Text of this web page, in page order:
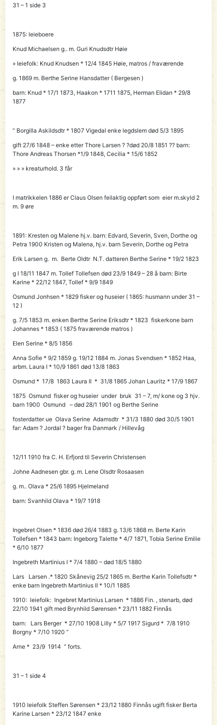
31 – 1 side 3
1875: leieboere
Knud Michaelsen g.. m. Guri Knudsdtr Høie
» leiefolk: Knud Knudsen * 12/4 1845 Høie, matros / fraværende
g. 1869 m. Berthe Serine Hansdatter ( Bergesen )
barn: Knud * 17/1 1873, Haakon * 1711 1875, Herman Elidan * 29/8
1877
” Borgilla Askildsdtr * 1807 Vigedal enke legdslem død 5/3 1895
gift 27/6 1848 – enke etter Thore Larsen ? ?død 20/8 1851 ?? barn:
Thore Andreas Thorsen *1/9 1848, Cecilia * 15/6 1852
» » » kreaturhold. 3 får
I matrikkelen 1886 er Claus Olsen feilaktig oppført som eier m.skyld 2
m. 9 øre
1891: Kresten og Malene hj.v. barn: Edvard, Severin, Sven, Dorthe og
Petra 1900 Kristen og Malena, hj.v. barn Severin, Dorthe og Petra
Erik Larsen g. m. Berte Oldtr N.T. datteren Berthe Serine * 19/2 1823
g I 18/11 1847 m. Tollef Tollefsen død 23/9 1849 – 28 å barn: Birte
Karine * 22/12 1847, Tollef * 9/9 1849
OsmundJonhsen * 1829 fisker og huseier ( 1865: husmann under 31 –
12 )
g. 7/5 1853 m. enken Berthe Serine Eriksdtr * 1823 fiskerkone barn
Johannes * 1853 ( 1875 fraværende matros )
Elen Serine * 8/5 1856
Anna Sofie * 9/2 1859 g. 19/12 1884 m. Jonas Svendsen * 1852 Haa,
arbm. Laura I * 10/9 1861 død 13/8 1863
Osmund * 17/8 1863 Laura II * 31/8 1865 Johan Lauritz * 17/9 1867
1875 Osmund fisker og huseier under bruk 31 – 7, m/ kone og 3 hjv.
barn 1900 Osmund – død 28/1 1901 og Berthe Serine
fosterdatter ue Olava Serine Adamsdtr * 31/3 1880 død 30/5 1901
far: Adam ? Jordal ? bager fra Danmark / Hillevåg
12/11 1910 fra C. H. Erfjord tilSeverin Christensen
Johne Aadnesen gbr. g. m. Lene Olsdtr Rosaasen
g. m.. Olava * 25/6 1895 Hjelmeland
barn: Svanhild Olava * 19/7 1918
Ingebret Olsen * 1836 død 26/4 1883 g. 13/6 1868 m. Berte Karin
Tollefsen * 1843 barn: Ingeborg Talette * 4/7 1871, Tobia Serine Emilie
* 6/10 1877
Ingebreth Martinius I * 7/4 1880 – død 18/5 1880
Lars Larsen .* 1820 Skånevig 25/2 1865 m. Berthe Karin Tollefsdtr *
enke barn Ingebreth Martinius II * 10/1 1885
1910: leiefolk: Ingebret Martinius Larsen * 1886 Fin. , stenarb, død
22/10 1941 gift med Brynhild Sørensen * 23/11 1882 Finnås
barn: Lars Berger * 27/10 1908 Lilly * 5/7 1917 Sigurd * 7/8 1910
Borgny * 7/10 1920 ”
Arne * 23/9 1914 ” forts.
31 – 1 side 4
1910 leiefolk Steffen Sørensen * 23/12 1880 Finnås ugift fisker Berta
Karine Larsen * 23/12 1847 enke